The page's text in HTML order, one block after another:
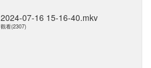
2024-07-16 15-16-40.mkv
觀看(2307)